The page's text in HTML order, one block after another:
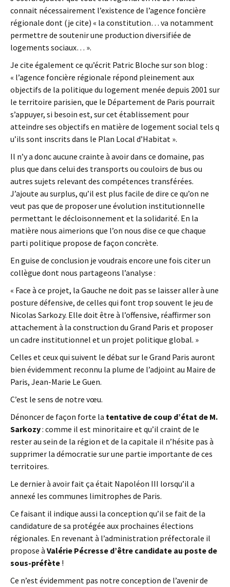
connait nécessairement l’existence de l’agence foncière
régionale dont (je cite) « la constitution… va notamment
permettre de soutenir une production diversifiée de
logements sociaux… ».
Je cite également ce qu’écrit Patric Bloche sur son blog :
« l’agence foncière régionale répond pleinement aux
objectifs de la politique du logement menée depuis 2001 sur
le territoire parisien, que le Département de Paris pourrait
s’appuyer, si besoin est, sur cet établissement pour
atteindre ses objectifs en matière de logement social tels q
u’ils sont inscrits dans le Plan Local d’Habitat ».
Il n’y a donc aucune crainte à avoir dans ce domaine, pas
plus que dans celui des transports ou couloirs de bus ou
autres sujets relevant des compétences transférées.
J’ajoute au surplus, qu’il est plus facile de dire ce qu’on ne
veut pas que de proposer une évolution institutionnelle
permettant le décloisonnement et la solidarité. En la
matière nous aimerions que l’on nous dise ce que chaque
parti politique propose de façon concrète.
En guise de conclusion je voudrais encore une fois citer un
collègue dont nous partageons l’analyse :
« Face à ce projet, la Gauche ne doit pas se laisser aller à une
posture défensive, de celles qui font trop souvent le jeu de
Nicolas Sarkozy. Elle doit être à l’offensive, réaffirmer son
attachement à la construction du Grand Paris et proposer
un cadre institutionnel et un projet politique global. »
Celles et ceux qui suivent le débat sur le Grand Paris auront
bien évidemment reconnu la plume de l’adjoint au Maire de
Paris, Jean-Marie Le Guen.
C’est le sens de notre vœu.
Dénoncer de façon forte la tentative de coup d’état de M.
Sarkozy: comme il est minoritaire et qu’il craint de le
rester au sein de la région et de la capitale il n’hésite pas à
supprimer la démocratie sur une partie importante de ces
territoires.
Le dernier à avoir fait ça était Napoléon III lorsqu’il a
annexé les communes limitrophes de Paris.
Ce faisant il indique aussi la conception qu’il se fait de la
candidature de sa protégée aux prochaines élections
régionales. En revenant à l’administration préfectorale il
propose à Valérie Pécresse d’être candidate au poste de
sous-préfète !
Ce n’est évidemment pas notre conception de l’avenir de